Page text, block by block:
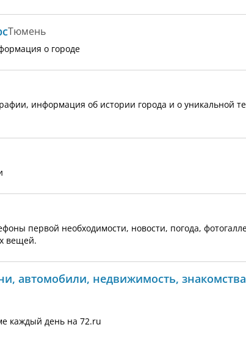
Тюмень
о городе
информация об истории города и о уникальной
первой необходимости, новости, погода,
вещей.
автомобили, недвижимость,
каждый день на 72.ru